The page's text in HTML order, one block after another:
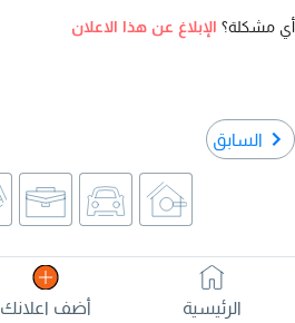
أي مشكلة؟ الإبلاغ عن هذا الاعلان
السابق
الرئيسية أضف اعلانك